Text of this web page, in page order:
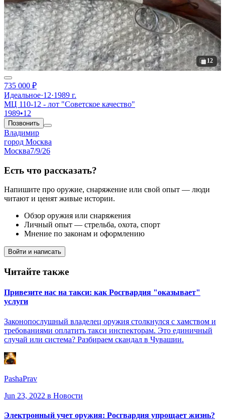
12
735 000 ₽
Идеальное·12·1989 г.
МЦ 110-12 - лот "Советское качество"
1989•12
Позвонить
Владимир
город Москва
Москва7/9/26
Есть что рассказать?
Напишите про оружие, снаряжение или свой опыт — люди
читают и ценят живые истории.
Обзор оружия или снаряжения
Личный опыт — стрельба, охота, спорт
Мнение по законам и оформлению
Войти и написать
Читайте также
Привезите нас на такси: как Росгвардия "оказывает"
услуги
Законопослушный владелец оружия столкнулся с хамством и
требованиями оплатить такси инспекторам. Это единичный
случай или система? Разбираем скандал в Чувашии.
PashaPrav
Jun 23, 2022 в Новости
Электронный учет оружия: Росгвардия упрощает жизнь?